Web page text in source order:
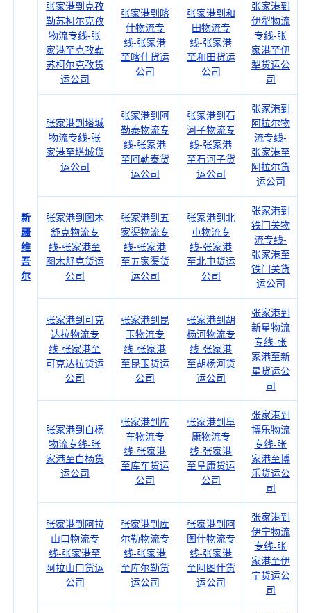
新
疆
维
吾
尔
张家港到克孜
勒苏柯尔克孜
物流专线-张
家港至克孜勒
苏柯尔克孜货
运公司
张家港到喀
什物流专
线-张家港
至喀什货运
公司
张家港到和
田物流专
线-张家港
至和田货运
公司
张家港到
伊犁物流
专线-张
家港至伊
犁货运公
司
张家港到塔城
物流专线-张
家港至塔城货
运公司
张家港到阿
勒泰物流专
线-张家港
至阿勒泰货
运公司
张家港到石
河子物流专
线-张家港
至石河子货
运公司
张家港到
阿拉尔物
流专线-
张家港至
阿拉尔货
运公司
张家港到图木
舒克物流专
线-张家港至
图木舒克货运
公司
张家港到五
家渠物流专
线-张家港
至五家渠货
运公司
张家港到北
屯物流专
线-张家港
至北屯货运
公司
张家港到
铁门关物
流专线-
张家港至
铁门关货
运公司
张家港到可克
达拉物流专
线-张家港至
可克达拉货运
公司
张家港到昆
玉物流专
线-张家港
至昆玉货运
公司
张家港到胡
杨河物流专
线-张家港
至胡杨河货
运公司
张家港到
新星物流
专线-张
家港至新
星货运公
司
张家港到白杨
物流专线-张
家港至白杨货
运公司
张家港到库
车物流专
线-张家港
至库车货运
公司
张家港到阜
康物流专
线-张家港
至阜康货运
公司
张家港到
博乐物流
专线-张
家港至博
乐货运公
司
张家港到阿拉
山口物流专
线-张家港至
阿拉山口货运
公司
张家港到库
尔勒物流专
线-张家港
至库尔勒货
运公司
张家港到阿
图什物流专
线-张家港
至阿图什货
运公司
张家港到
伊宁物流
专线-张
家港至伊
宁货运公
司